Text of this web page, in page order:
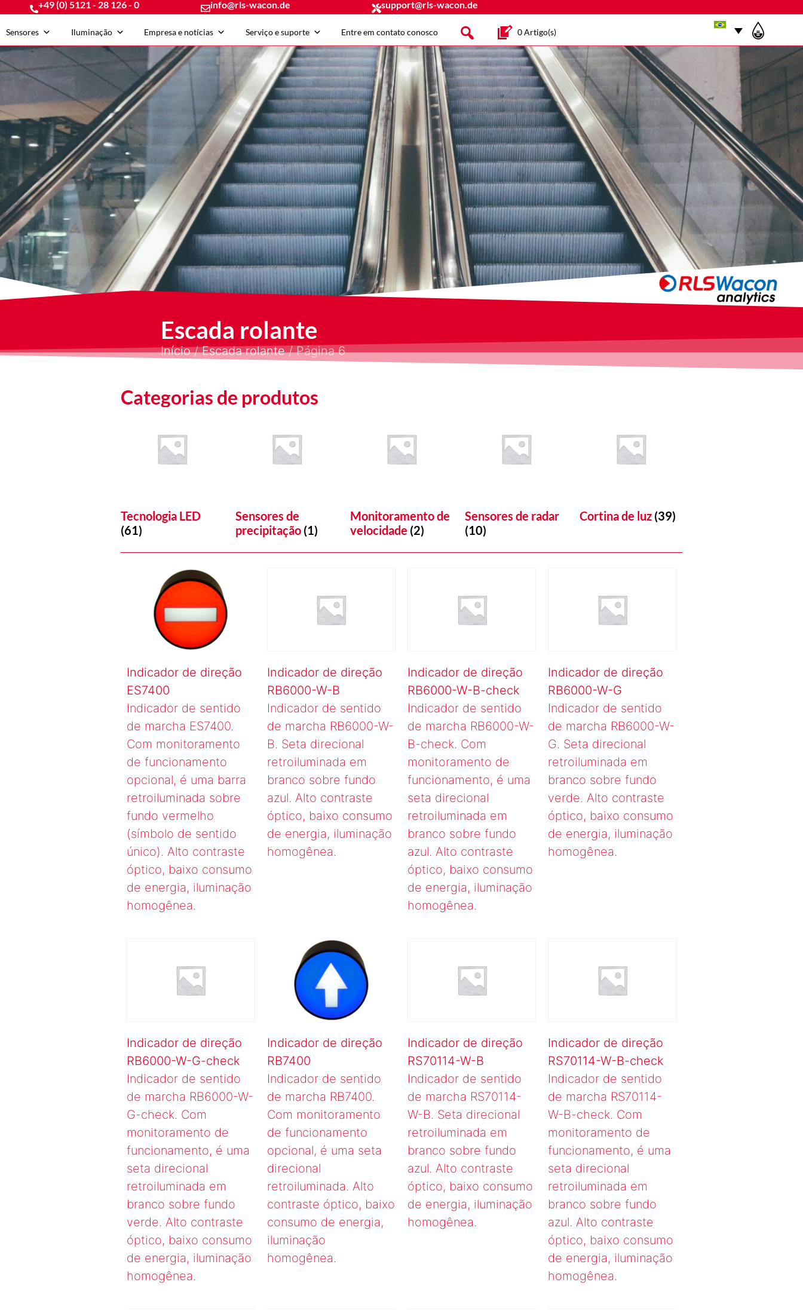
+49 (0) 5121 - 28 126 - 0 info@rls-wacon.de support@rls-wacon.de
Sensores Iluminação Empresa e notícias Serviço e suporte Entre em contato conosco 0 Artigo(s)
Escada rolante
Início/Escada rolante/ Página 6
Categorias de produtos
Tecnologia LED
(61)
Sensores de
precipitação (1)
Monitoramento de
velocidade (2)
Sensores de radar
(10)
Cortina de luz (39)
Indicador de direção
ES7400
Indicador de sentido
de marcha ES7400.
Com monitoramento
de funcionamento
opcional, é uma barra
retroiluminada sobre
fundo vermelho
(símbolo de sentido
único). Alto contraste
óptico, baixo consumo
de energia, iluminação
homogênea.
Indicador de direção
RB6000-W-B
Indicador de sentido
de marcha RB6000-W-
B. Seta direcional
retroiluminada em
branco sobre fundo
azul. Alto contraste
óptico, baixo consumo
de energia, iluminação
homogênea.
Indicador de direção
RB6000-W-B-check
Indicador de sentido
de marcha RB6000-W-
B-check. Com
monitoramento de
funcionamento, é uma
seta direcional
retroiluminada em
branco sobre fundo
azul. Alto contraste
óptico, baixo consumo
de energia, iluminação
homogênea.
Indicador de direção
RB6000-W-G
Indicador de sentido
de marcha RB6000-W-
G. Seta direcional
retroiluminada em
branco sobre fundo
verde. Alto contraste
óptico, baixo consumo
de energia, iluminação
homogênea.
Indicador de direção
RB6000-W-G-check
Indicador de sentido
de marcha RB6000-W-
G-check. Com
monitoramento de
funcionamento, é uma
seta direcional
retroiluminada em
branco sobre fundo
verde. Alto contraste
óptico, baixo consumo
de energia, iluminação
homogênea.
Indicador de direção
RB7400
Indicador de sentido
de marcha RB7400.
Com monitoramento
de funcionamento
opcional, é uma seta
direcional
retroiluminada. Alto
contraste óptico, baixo
consumo de energia,
iluminação
homogênea.
Indicador de direção
RS70114-W-B
Indicador de sentido
de marcha RS70114-
W-B. Seta direcional
retroiluminada em
branco sobre fundo
azul. Alto contraste
óptico, baixo consumo
de energia, iluminação
homogênea.
Indicador de direção
RS70114-W-B-check
Indicador de sentido
de marcha RS70114-
W-B-check. Com
monitoramento de
funcionamento, é uma
seta direcional
retroiluminada em
branco sobre fundo
azul. Alto contraste
óptico, baixo consumo
de energia, iluminação
homogênea.